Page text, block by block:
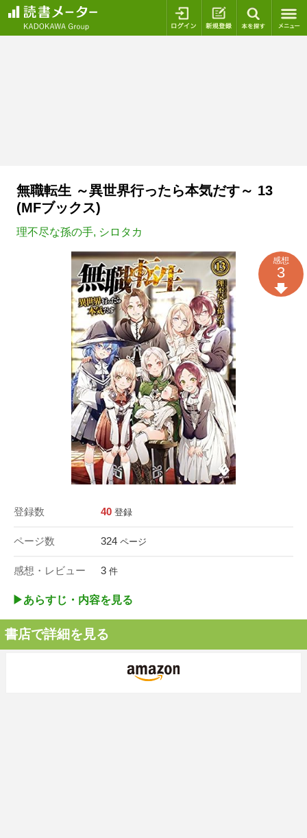
ログイン 新規登録
無職転生 ～異世界行ったら本気だす～ 13
(MFブックス)
理不尽な孫の手, シロタカ
登録数 40 登録
ページ数 324 ページ
感想・レビュー 3 件
感想
3
▶︎あらすじ・内容を見る
書店で詳細を見る